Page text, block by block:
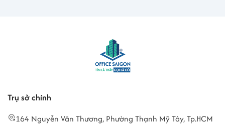
Trụ sở chính
164 Nguyễn Văn Thương, Phường Thạnh Mỹ Tây, Tp.HCM